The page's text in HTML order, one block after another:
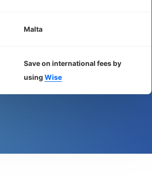
Malta
Save on international fees by
using Wise